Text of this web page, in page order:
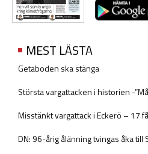
MEST LÄSTA
Getaboden ska stänga
Största vargattacken i historien -
Misstänkt vargattack i Eckerö – 17
DN: 96-årig ålänning tvingas åka